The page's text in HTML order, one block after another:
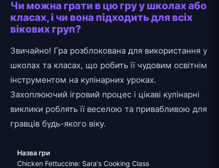
Чи можна грати в цю гру у школах або
класах, і чи вона підходить для всіх
вікових груп?
Звичайно! Гра розблокована для використання у
школах та класах, що робить її чудовим освітнім
інструментом на кулінарних уроках.
Захоплюючий ігровий процес і цікаві кулінарні
виклики роблять її веселою та привабливою для
гравців будь-якого віку.
Назва гри
Chicken Fettuccine: Sara's Cooking Class